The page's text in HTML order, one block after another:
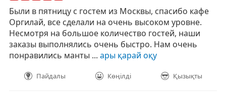
Были в пятницу с гостем из Москвы, спасибо кафе
Оргилай, все сделали на очень высоком уровне.
Несмотря на большое количество гостей, наши
заказы выполнялись очень быстро. Нам очень
понравились манты ... ары қарай оқу
Пайдалы Көңілді Қызықты